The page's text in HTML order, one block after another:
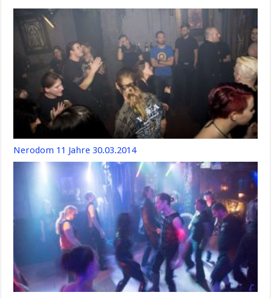
Nerodom 11 Jahre 30.03.2014